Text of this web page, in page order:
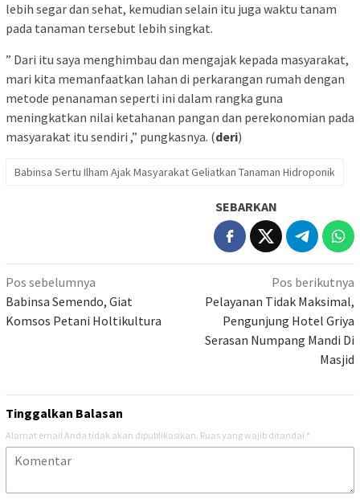
lebih segar dan sehat, kemudian selain itu juga waktu tanam
pada tanaman tersebut lebih singkat.
” Dari itu saya menghimbau dan mengajak kepada masyarakat,
mari kita memanfaatkan lahan di perkarangan rumah dengan
metode penanaman seperti ini dalam rangka guna
meningkatkan nilai ketahanan pangan dan perekonomian pada
masyarakat itu sendiri ,” pungkasnya. (deri)
Babinsa Sertu Ilham Ajak Masyarakat Geliatkan Tanaman Hidroponik
SEBARKAN
Navigasi
pos
Pos sebelumnya
Babinsa Semendo, Giat
Komsos Petani Holtikultura
Pos berikutnya
Pelayanan Tidak Maksimal,
Pengunjung Hotel Griya
Serasan Numpang Mandi Di
Masjid
Tinggalkan Balasan
Alamat email Anda tidak akan dipublikasikan. Ruas yang wajib ditandai *